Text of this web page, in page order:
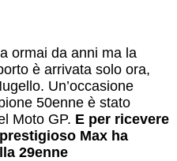
ormai da anni ma la
è arrivata solo ora,
Un’occasione
50enne è stato
Moto GP. E per ricevere
Max ha
29enne